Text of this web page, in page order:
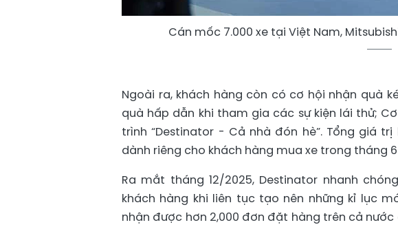
Cán mốc 7.000 xe tại Việt Nam,
Ngoài ra, khách hàng còn có cơ hội nhận quà
quà hấp dẫn khi tham gia các sự kiện lái thử;
trình “Destinator - Cả nhà đón hè”. Tổng giá
dành riêng cho khách hàng mua xe trong tháng
Ra mắt tháng 12/2025, Destinator nhanh
khách hàng khi liên tục tạo nên những kỉ lục
nhận được hơn 2,000 đơn đặt hàng trên cả